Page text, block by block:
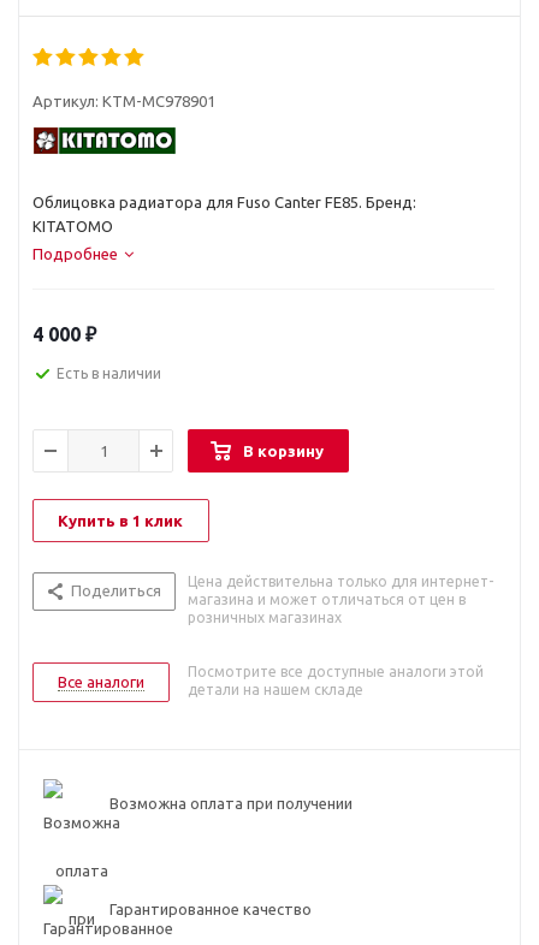
Артикул: KTM-MC978901
Облицовка радиатора для Fuso Canter FE85. Бренд:
KITATOMO
Подробнее
4 000 ₽
Есть в наличии
В корзину
Купить в 1 клик
Поделиться
Цена действительна только для интернет-
магазина и может отличаться от цен в
розничных магазинах
Все аналоги
Посмотрите все доступные аналоги этой
детали на нашем складе
Возможна оплата при получении
Гарантированное качество